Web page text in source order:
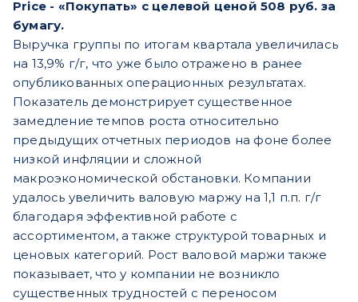
Price - «Покупать» с целевой ценой 508 руб. за
бумагу.
Выручка группы по итогам квартала увеличилась
на 13,9% г/г, что уже было отражено в ранее
опубликованных операционных результатах.
Показатель демонстрирует существенное
замедление темпов роста относительно
предыдущих отчетных периодов на фоне более
низкой инфляции и сложной
макроэкономической обстановки. Компании
удалось увеличить валовую маржу на 1,1 п.п. г/г
благодаря эффективной работе с
ассортиментом, а также структурой товарных и
ценовых категорий. Рост валовой маржи также
показывает, что у компании не возникло
существенных трудностей с переносом